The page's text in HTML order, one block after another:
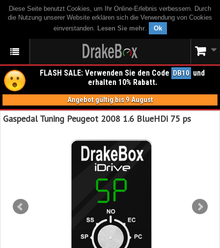
Diese Seite benutzt Cookies, um Ihr Online-Erlebnis verbessern. Durch
die Nutzung unserer Website erklären sich die Verwendung von Cookies
einverstanden. Lesen Sie mehr. Ok
FLASH SALE: Verwenden Sie den Code DB10 und
erhalten 10% Rabatt.
Angebot gültig bis 9 August
Gaspedal Tuning Peugeot 2008 1.6 BlueHDi 75 ps